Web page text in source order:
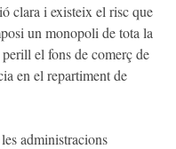
clara i existeix el risc que
un monopoli de tota la
el fons de comerç de
en el repartiment de
administracions